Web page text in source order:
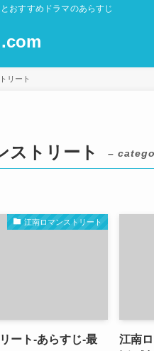
おすすめドラマのあらすじ
リート
ストリート –
江南ロマンストリート
ート-あらすじ-最
江南